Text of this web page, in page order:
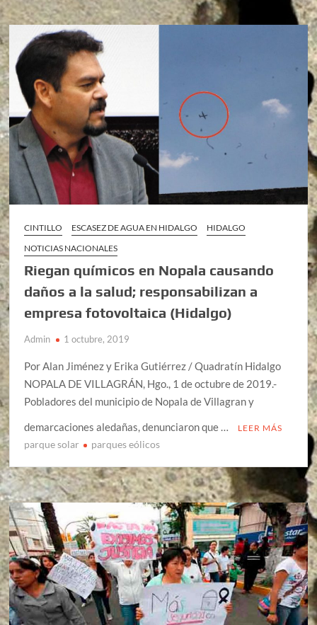
CINTILLO ESCASEZ DE AGUA EN HIDALGO
HIDALGO
NOTICIAS NACIONALES
Riegan químicos en Nopala causando
daños a la salud; responsabilizan a
empresa fotovoltaica (Hidalgo)
Admin 1 octubre, 2019
Por Alan Jiménez y Erika Gutiérrez / Quadratín Hidalgo
NOPALA DE VILLAGRÁN, Hgo., 1 de octubre de 2019.-
Pobladores del municipio de Nopala de Villagran y
demarcaciones aledañas, denunciaron que …
LEER MÁS
parque solar parques eólicos